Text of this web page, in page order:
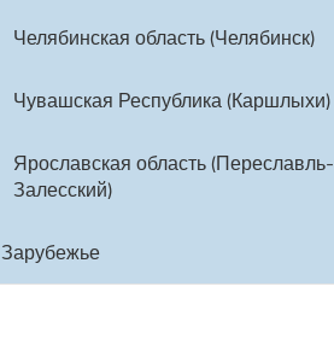
Челябинская область (Челябинск)
Чувашская Республика (Каршлыхи)
Ярославская область (Переславль-
Залесский)
Зарубежье